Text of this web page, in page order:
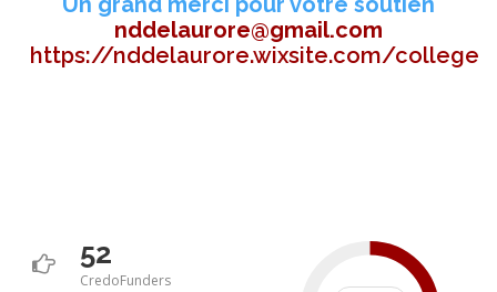
nddelaurore@gmail.com
https://nddelaurore.wixsite.com/college
52
CredoFunders